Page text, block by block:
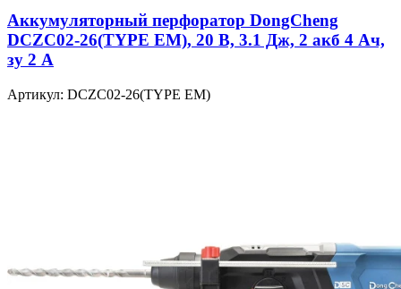
Аккумуляторный перфоратор DongCheng
DCZC02-26(TYPE EM), 20 В, 3.1 Дж, 2 акб 4 Ач,
зу 2 А
Артикул: DCZC02-26(TYPE EM)